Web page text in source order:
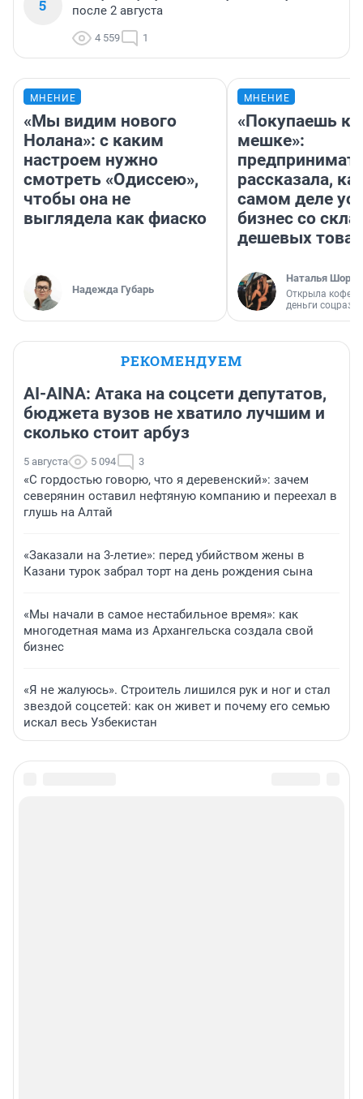
5
после 2 августа
4 559 1
МНЕНИЕ
«Мы видим нового
Нолана»: с каким
настроем нужно
смотреть «Одиссею»,
чтобы она не
выглядела как фиаско
Надежда Губарь
МНЕНИЕ
«Покупаешь
мешке»:
рассказала,
самом деле
бизнес со
дешевых
Наталья
Открыла
деньги
РЕКОМЕНДУЕМ
AI-AINA: Атака на соцсети депутатов,
бюджета вузов не хватило лучшим и
сколько стоит арбуз
5 августа 5 094 3
«С гордостью говорю, что я деревенский»: зачем
северянин оставил нефтяную компанию и переехал в
глушь на Алтай
«Заказали на 3-летие»: перед убийством жены в
Казани турок забрал торт на день рождения сына
«Мы начали в самое нестабильное время»: как
многодетная мама из Архангельска создала свой
бизнес
«Я не жалуюсь». Строитель лишился рук и ног и стал
звездой соцсетей: как он живет и почему его семью
искал весь Узбекистан